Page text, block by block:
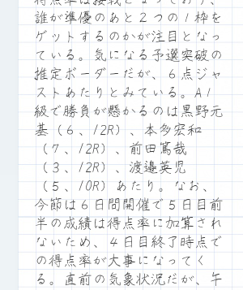
誰が準優のあと２つの１枠を
ゲットするのかが注目となっ
ている。気になる予選突破の
推定ボーダーだが、６点ジャ
ストあたりとみている。A１
級で勝負が懸かるのは黒野元
基（６、12R）、本多宏和
（７、12R）、前田篤哉
（３、12R）、渡邉英児
（５、10R）あたり。なお、
今節は６日間開催で５日目前
半の成績は得点率に加算され
ないため、４日目終了時点で
の得点率が大事になってく
る。直前の気象状況だが、午